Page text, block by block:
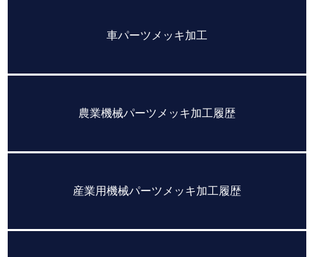
車パーツメッキ加工
農業機械パーツメッキ加工履歴
産業用機械パーツメッキ加工履歴